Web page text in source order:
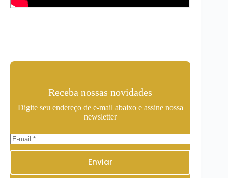
Receba nossas novidades
Digite seu endereço de e-mail abaixo e assine nossa
newsletter
Enviar